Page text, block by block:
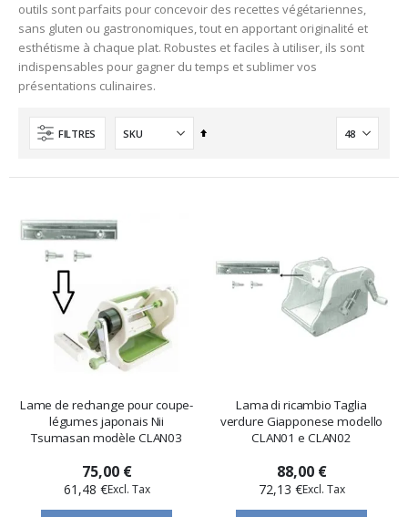
outils sont parfaits pour concevoir des recettes végétariennes,
sans gluten ou gastronomiques, tout en apportant originalité et
esthétisme à chaque plat. Robustes et faciles à utiliser, ils sont
indispensables pour gagner du temps et sublimer vos
présentations culinaires.
FILTRES
Ordre
Lame de rechange pour coupe-
légumes japonais Nii
Tsumasan modèle CLAN03
75,00 €
61,48 €
Lama di ricambio Taglia
verdure Giapponese modello
CLAN01 e CLAN02
88,00 €
72,13 €